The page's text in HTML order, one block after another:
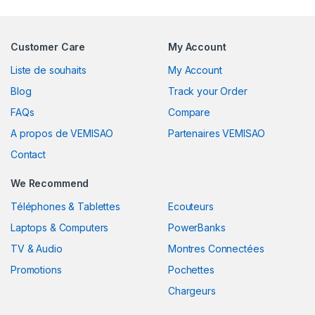
Customer Care
Liste de souhaits
Blog
FAQs
A propos de VEMISAO
Contact
My Account
My Account
Track your Order
Compare
Partenaires VEMISAO
We Recommend
Téléphones & Tablettes
Laptops & Computers
TV & Audio
Promotions
Ecouteurs
PowerBanks
Montres Connectées
Pochettes
Chargeurs